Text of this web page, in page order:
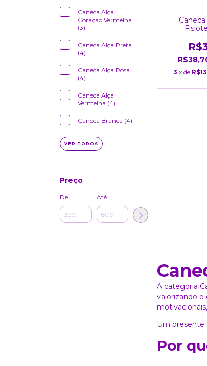
Caneca Alça
Coração Vermelha
(3)
Caneca Alça Preta
(4)
Caneca Alça Rosa
(4)
Caneca Alça
Vermelha (4)
Caneca Branca (4)
VER TODOS
Preço
De Até
3 x de
A categoria
valorizando o
Um presente
Por